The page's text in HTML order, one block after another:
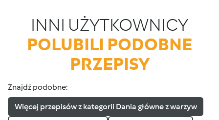
INNI UŻYTKOWNICY
POLUBILI PODOBNE
PRZEPISY
Znajdź podobne:
Więcej przepisów z kategorii Dania główne z warzyw